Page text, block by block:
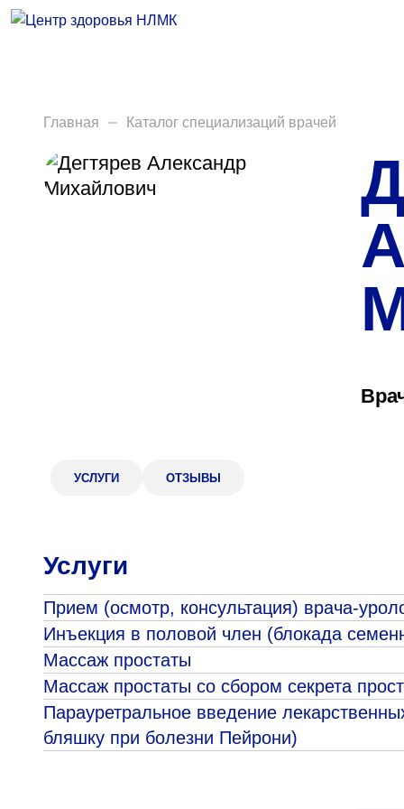
Анализы
Диагностика
Понедельник — пятница 7:30–20:00
Регистратура
+7 (4742) 55-55-43
Главная Каталог специализаций врачей
УСЛУГИ ОТЗЫВЫ
Услуги
Прием (осмотр, консультация) врача-
Инъекция в половой член (блокада
Массаж простаты
Массаж простаты со сбором секрета
Парауретральное введение
бляшку при болезни Пейрони)